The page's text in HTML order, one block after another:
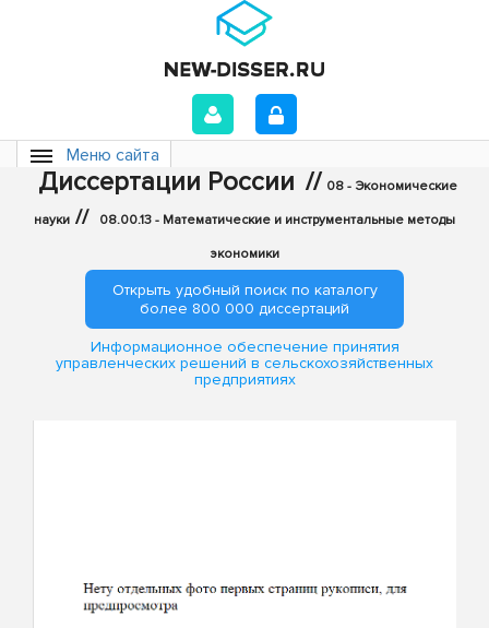
Меню сайта
Диссертации России // 08 - Экономические
науки // 08.00.13 - Математические и инструментальные методы
экономики
Открыть удобный поиск по каталогу
более 800 000 диссертаций
Информационное обеспечение принятия
управленческих решений в сельскохозяйственных
предприятиях